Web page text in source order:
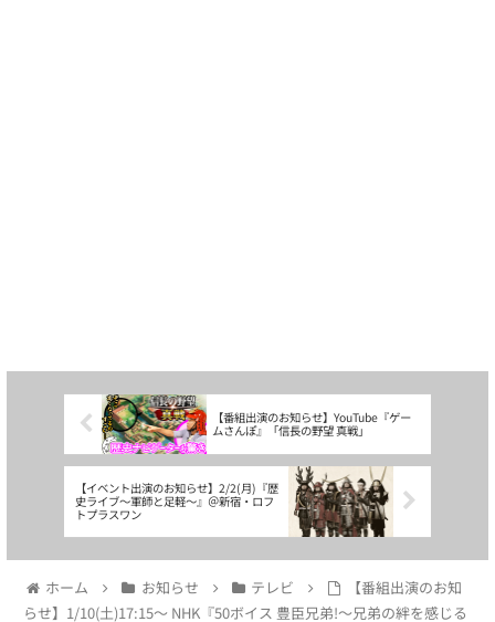
【番組出演のお知らせ】YouTube『ゲー
ムさんぽ』「信長の野望 真戦」
【イベント出演のお知らせ】2/2(月)『歴
史ライブ～軍師と足軽～』＠新宿・ロフ
トプラスワン
ホーム お知らせ テレビ
【番組出演のお知
らせ】1/10(土)17:15〜 NHK『50ボイス 豊臣兄弟!〜兄弟の絆を感じる